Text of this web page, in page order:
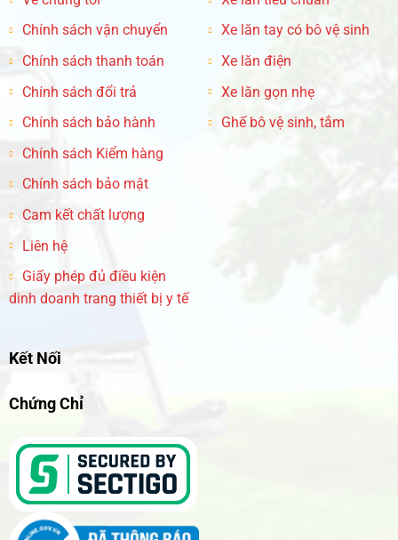
Chính sách vận chuyển
Chính sách thanh toán
Chính sách đổi trả
Chính sách bảo hành
Chính sách Kiểm hàng
Chính sách bảo mật
Cam kết chất lượng
Liên hệ
Giấy phép đủ điều kiện
dinh doanh trang thiết bị y tế
Xe lăn tay có bô vệ sinh
Xe lăn điện
Xe lăn gọn nhẹ
Ghế bô vệ sinh, tắm
Kết Nối
Chứng Chỉ